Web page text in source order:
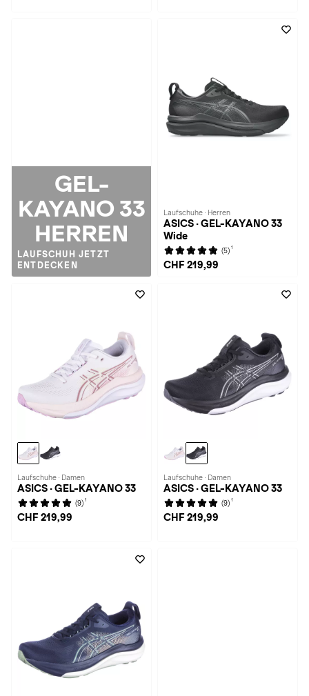
GEL-
KAYANO 33
HERREN
LAUFSCHUH JETZT
ENTDECKEN
Laufschuhe · Herren
ASICS · GEL-KAYANO 33
Wide
(5) 1
CHF 219,99
Laufschuhe · Damen
ASICS · GEL-KAYANO 33
(9) 1
CHF 219,99
Laufschuhe · Damen
ASICS · GEL-KAYANO 33
(9) 1
CHF 219,99